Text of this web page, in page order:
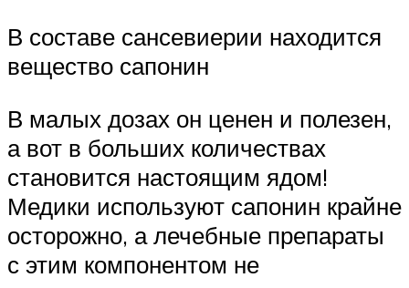
В составе сансевиерии находится
вещество сапонин
В малых дозах он ценен и полезен,
а вот в больших количествах
становится настоящим ядом!
Медики используют сапонин крайне
осторожно, а лечебные препараты
с этим компонентом не